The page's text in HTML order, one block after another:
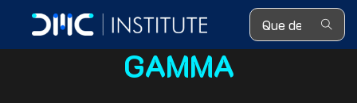
Search ...
GAMMA